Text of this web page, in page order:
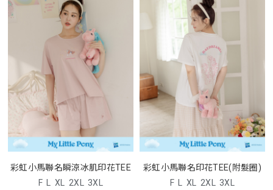
彩虹小馬聯名瞬涼冰肌印花TEE
F L XL 2XL 3XL
彩虹小馬聯名印花TEE(附髮圈)
F L XL 2XL 3XL